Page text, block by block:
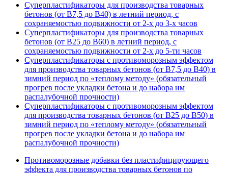
Суперпластификаторы для производства товарных
бетонов (от В7,5 до В40) в летний период, с
сохраняемостью подвижности от 2-х до 3-х часов
Суперпластификаторы для производства товарных
бетонов (от В25 до В60) в летний период, с
сохраняемостью подвижности от 2-х до 5-ти часов
Суперпластификаторы с противоморозным эффектом
для производства товарных бетонов (от В7,5 до В40) в
зимний период по «теплому методу» (обязательный
прогрев после укладки бетона и до набора им
распалубочной прочности)
Суперпластификаторы с противоморозным эффектом
для производства товарных бетонов (от В25 до В50) в
зимний период по «теплому методу» (обязательный
прогрев после укладки бетона и до набора им
распалубочной прочности)
Противоморозные добавки без пластифицирующего
эффекта для производства товарных бетонов по